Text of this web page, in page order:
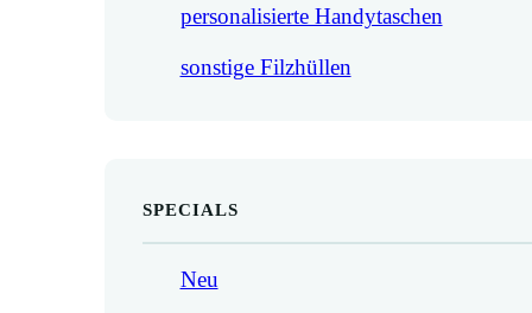
personalisierte Handytaschen
sonstige Filzhüllen
SPECIALS
Neu